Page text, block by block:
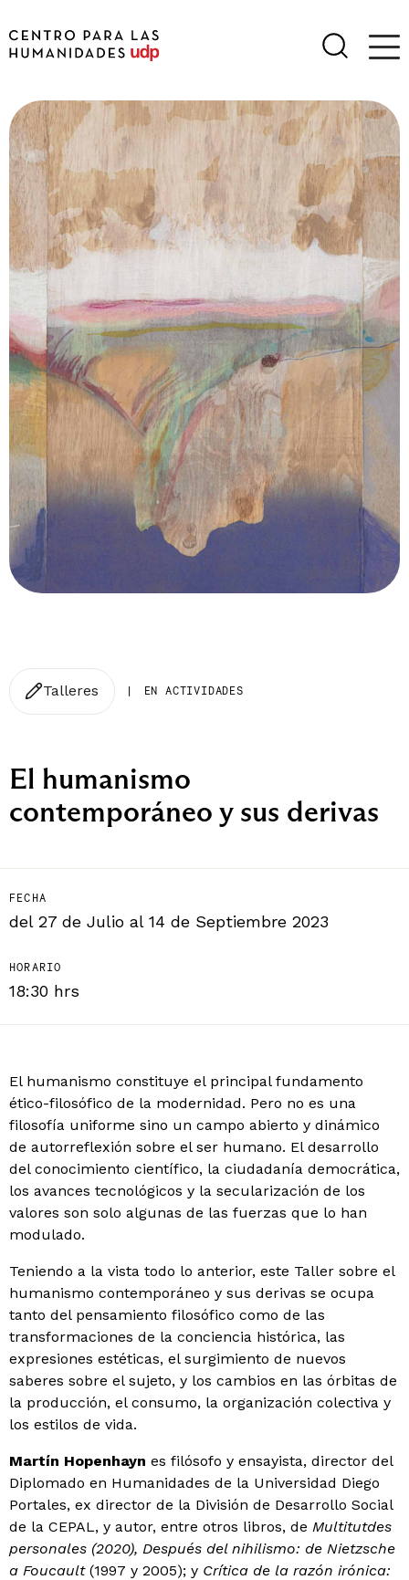
Talleres | EN ACTIVIDADES
El humanismo
contemporáneo y sus derivas
FECHA
del 27 de Julio al 14 de Septiembre 2023
HORARIO
18:30 hrs
El humanismo constituye el principal fundamento
ético-filosófico de la modernidad. Pero no es una
filosofía uniforme sino un campo abierto y dinámico
de autorreflexión sobre el ser humano. El desarrollo
del conocimiento científico, la ciudadanía democrática,
los avances tecnológicos y la secularización de los
valores son solo algunas de las fuerzas que lo han
modulado.
Teniendo a la vista todo lo anterior, este Taller sobre el
humanismo contemporáneo y sus derivas se ocupa
tanto del pensamiento filosófico como de las
transformaciones de la conciencia histórica, las
expresiones estéticas, el surgimiento de nuevos
saberes sobre el sujeto, y los cambios en las órbitas de
la producción, el consumo, la organización colectiva y
los estilos de vida.
Martín Hopenhayn es filósofo y ensayista, director del
Diplomado en Humanidades de la Universidad Diego
Portales, ex director de la División de Desarrollo Social
de la CEPAL, y autor, entre otros libros, de Multitutdes
personales (2020), Después del nihilismo: de Nietzsche
a Foucault (1997 y 2005); y Crítica de la razón irónica: